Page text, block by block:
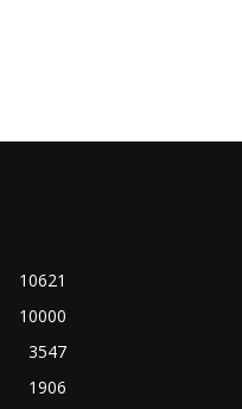
10621
10000
3547
1906